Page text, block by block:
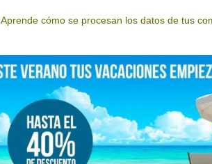
Aprende cómo se procesan los datos de tus